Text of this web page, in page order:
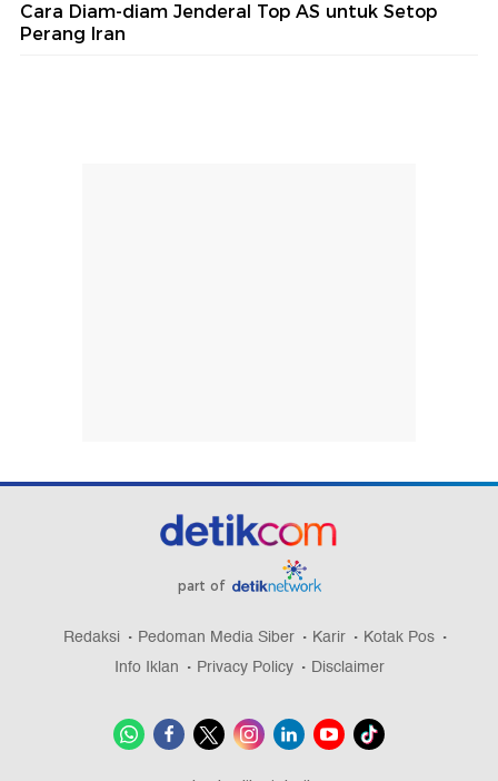
Cara Diam-diam Jenderal Top AS untuk Setop
Perang Iran
part of
Redaksi Pedoman Media Siber Karir
Kotak Pos
Info Iklan
Privacy Policy Disclaimer